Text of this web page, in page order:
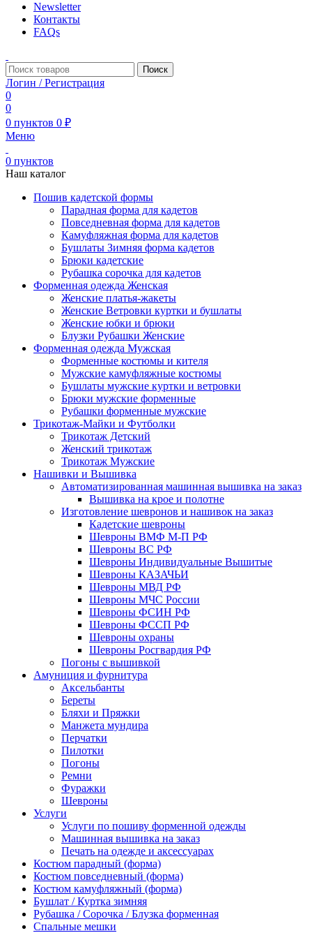
Newsletter
Контакты
FAQs
Поиск
Логин / Регистрация
0
0
0 пунктов 0 ₽
Меню
0 пунктов
Наш каталог
Пошив кадетской формы
Парадная форма для кадетов
Повседневная форма для кадетов
Камуфляжная форма для кадетов
Бушлаты Зимняя форма кадетов
Брюки кадетские
Рубашка сорочка для кадетов
Форменная одежда Женская
Женские платья-жакеты
Женские Ветровки куртки и бушлаты
Женские юбки и брюки
Блузки Рубашки Женские
Форменная одежда Мужская
Форменные костюмы и кителя
Мужские камуфляжные костюмы
Бушлаты мужские куртки и ветровки
Брюки мужские форменные
Рубашки форменные мужские
Трикотаж-Майки и Футболки
Трикотаж Детский
Женский трикотаж
Трикотаж Мужские
Нашивки и Вышивка
Автоматизированная машинная вышивка на заказ
Вышивка на крое и полотне
Изготовление шевронов и нашивок на заказ
Кадетские шевроны
Шевроны ВМФ М-П РФ
Шевроны ВС РФ
Шевроны Индивидуальные Вышитые
Шевроны КАЗАЧЬИ
Шевроны МВД РФ
Шевроны МЧС России
Шевроны ФСИН РФ
Шевроны ФССП РФ
Шевроны охраны
Шевроны Росгвардия РФ
Погоны с вышивкой
Амуниция и фурнитура
Аксельбанты
Береты
Бляхи и Пряжки
Манжета мундира
Перчатки
Пилотки
Погоны
Ремни
Фуражки
Шевроны
Услуги
Услуги по пошиву форменной одежды
Машинная вышивка на заказ
Печать на одежде и аксессуарах
Костюм парадный (форма)
Костюм повседневный (форма)
Костюм камуфляжный (форма)
Бушлат / Куртка зимняя
Рубашка / Сорочка / Блузка форменная
Спальные мешки